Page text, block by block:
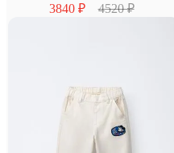
3840 ₽ 4520 ₽